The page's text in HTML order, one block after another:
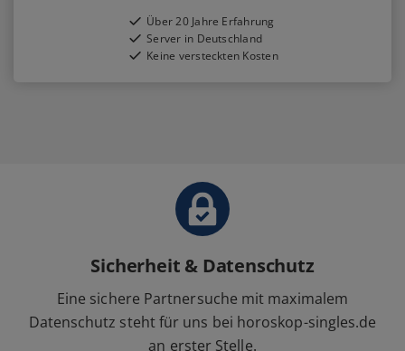
Über 20 Jahre Erfahrung
Server in Deutschland
Keine versteckten Kosten
Sicherheit & Datenschutz
Eine sichere Partnersuche mit maximalem
Datenschutz steht für uns bei horoskop-singles.de
an erster Stelle.